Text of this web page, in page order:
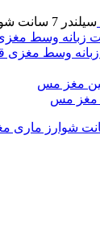
سیلندر 7 سانت شوارز ماری مغزی قفل